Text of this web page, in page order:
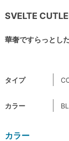
SVELTE
華奢ですらっとし
タイプ
カラー
カラー